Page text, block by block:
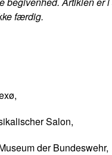
færdig.
Salon,
der Bundeswehr,